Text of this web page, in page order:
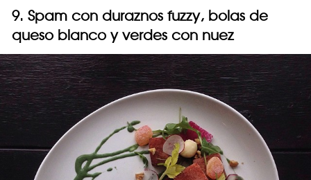
9. Spam con duraznos fuzzy, bolas de
queso blanco y verdes con nuez